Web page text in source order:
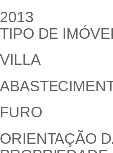
2013
TIPO DE
VILLA
FURO
ORIENTAÇÃO